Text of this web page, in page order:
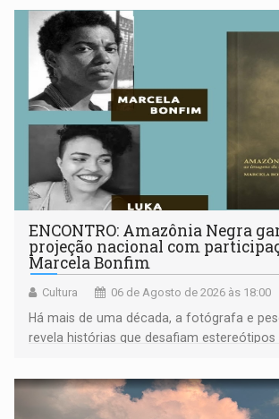
ENCONTRO: Amazônia Negra
projeção nacional com
Marcela Bonfim
Cultura 06 de Agosto de 2026 às 18:00
Há mais de uma década, a fotógrafa e
revela histórias que desafiam
negras